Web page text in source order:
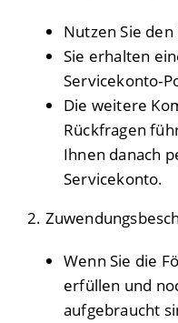
Nutzen Sie
Sie erhalten
Servicekonto-
Die weitere
Rückfragen
Ihnen danach
Servicekonto.
2.
Wenn Sie die
erfüllen und
aufgebraucht